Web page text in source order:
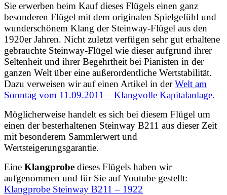
Sie erwerben beim Kauf dieses Flügels einen ganz
besonderen Flügel mit dem originalen Spielgefühl und
wunderschönem Klang der Steinway-Flügel aus den
1920er Jahren. Nicht zuletzt verfügen sehr gut erhaltene
gebrauchte Steinway-Flügel wie dieser aufgrund ihrer
Seltenheit und ihrer Begehrtheit bei Pianisten in der
ganzen Welt über eine außerordentliche Wertstabilität.
Dazu verweisen wir auf einen Artikel in derWelt am
Sonntag vom 11.09.2011 – Klangvolle Kapitalanlage.
Möglicherweise handelt es sich bei diesem Flügel um
einen der besterhaltenen Steinway B211 aus dieser Zeit
mit besonderem Sammlerwert und
Wertsteigerungsgarantie.
Eine Klangprobe dieses Flügels haben wir
aufgenommen und für Sie auf Youtube gestellt:
Klangprobe Steinway B211 – 1922